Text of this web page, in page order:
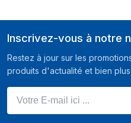
Inscrivez-vous à notre
Restez à jour sur les
produits d'actualité et bien